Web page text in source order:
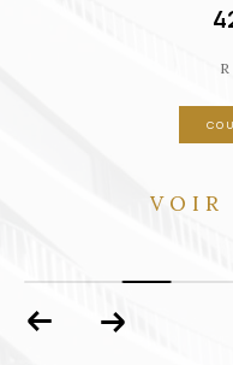
EXCLUSIVITÉ
VOIR